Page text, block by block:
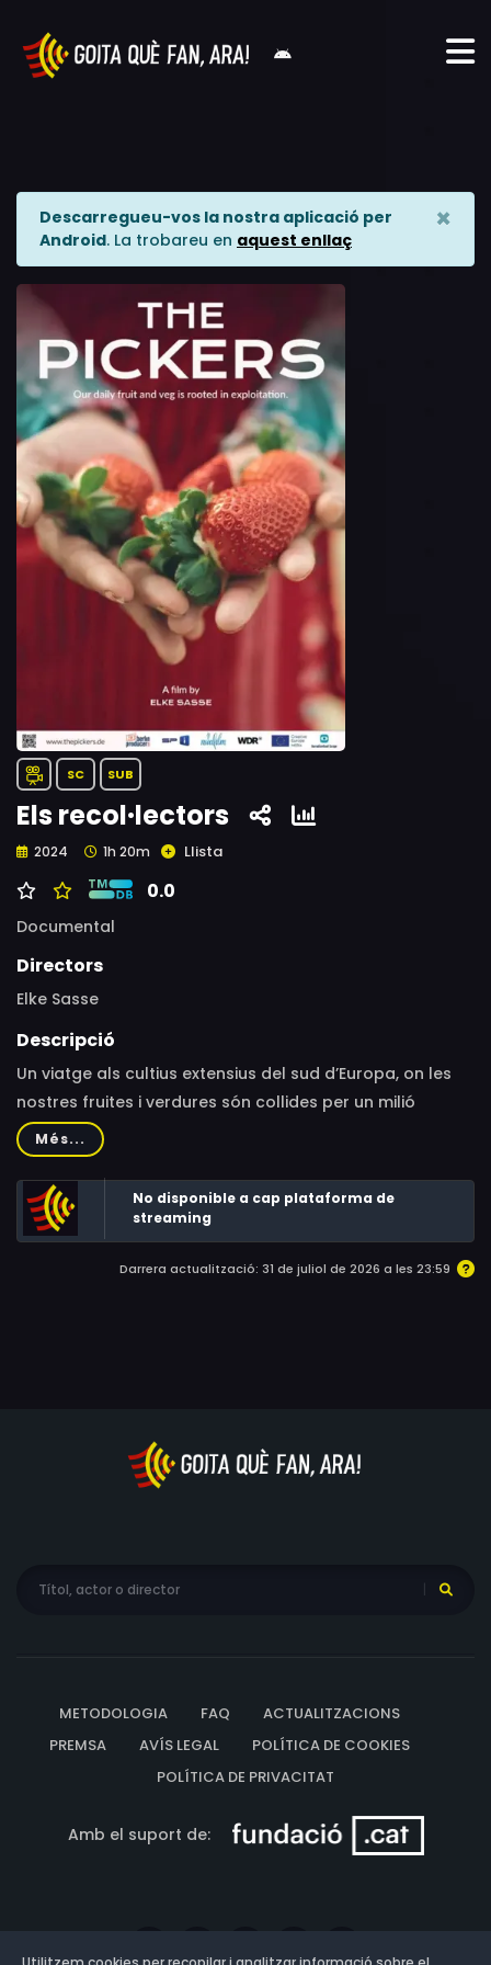
Descarregueu-vos la nostra aplicació per
Android. La trobareu en aquest enllaç
×
SC SUB
Els recol·lectors
2024 1h 20m Llista
0.0
Documental
Directors
Elke Sasse
Descripció
Un viatge als cultius extensius del sud d’Europa, on les
nostres fruites i verdures són collides per un milió
d’immigrants, la majoria africans, que viatgen d’un camp
a un altre. La majoria treballa de manera irregular,
sense drets, i l’explotació és més la regla que l’excepció.
Més...
No disponible a cap plataforma de
streaming
Darrera actualització: 31 de juliol de 2026 a les 23:59
METODOLOGIA FAQ
ACTUALITZACIONS
PREMSA
AVÍS LEGAL
POLÍTICA DE COOKIES
POLÍTICA DE PRIVACITAT
Amb el suport de: